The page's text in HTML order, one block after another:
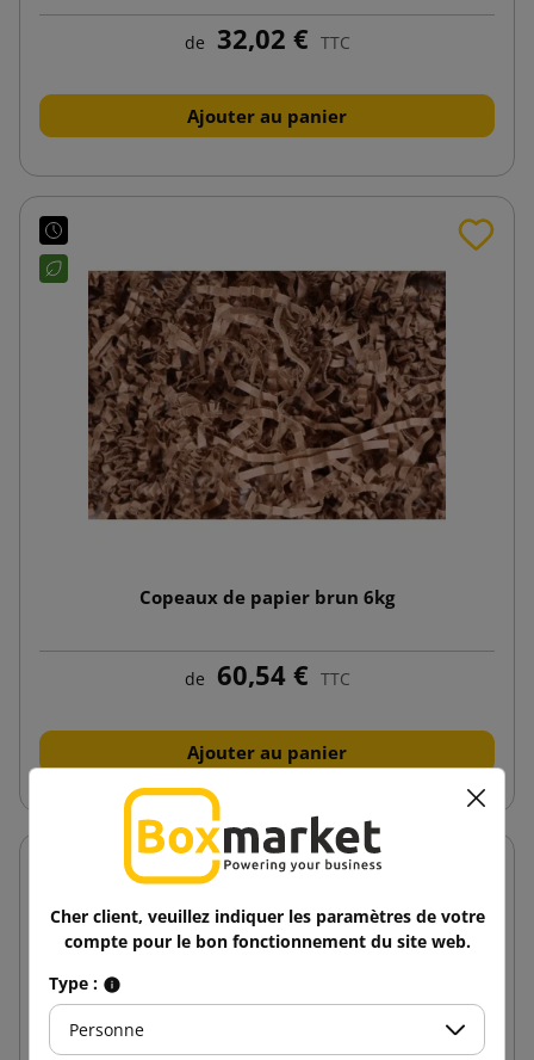
de 32,02 € TTC
Ajouter au panier
Copeaux de papier brun 6kg
de 60,54 € TTC
Ajouter au panier
Cher client, veuillez indiquer les paramètres de votre
compte pour le bon fonctionnement du site web.
Type :
Personne